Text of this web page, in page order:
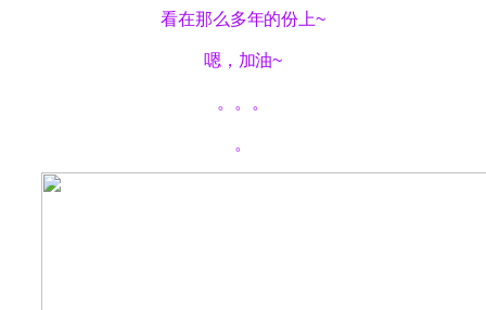
看在那么多年的份上~
嗯，加油~
。